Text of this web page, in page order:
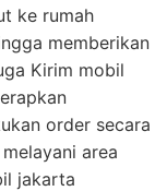
ke rumah
memberikan
Kirim mobil
order secara
area
jakarta